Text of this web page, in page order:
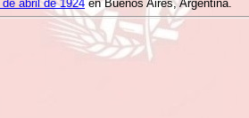
de abril de 1924 en Buenos Aires, Argentina.